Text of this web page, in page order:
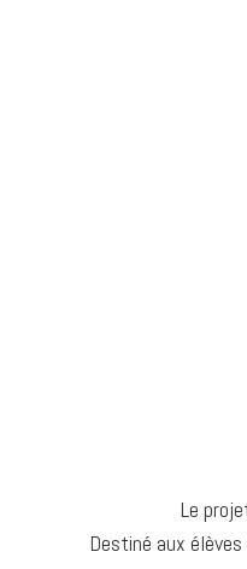
Le
Destiné aux